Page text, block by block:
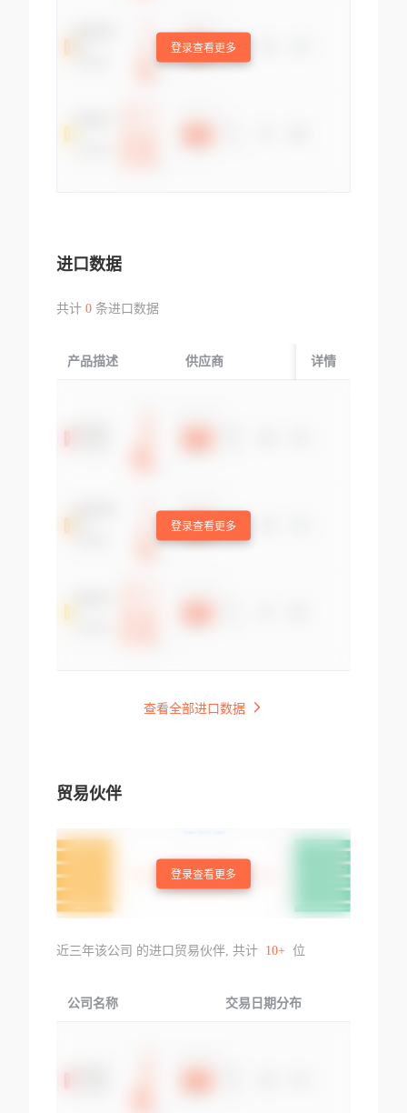
登录查看更多
进口数据
共计 0条进口数据
产品描述 供应商 起运国/地区
详情
登录查看更多
查看全部进口数据
贸易伙伴
登录查看更多
近三年该公司 的进口贸易伙伴, 共计 10+ 位
公司名称 交易日期分布